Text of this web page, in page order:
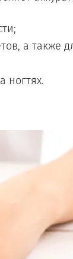
а также
ногтях.